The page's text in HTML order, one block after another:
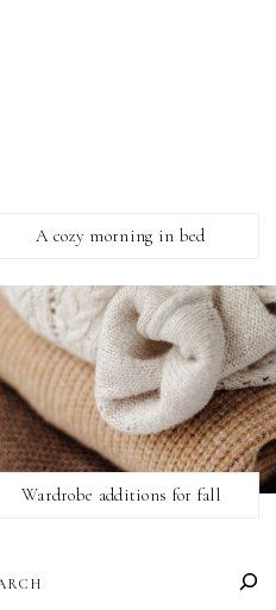
A cozy morning in bed
Wardrobe additions for fall